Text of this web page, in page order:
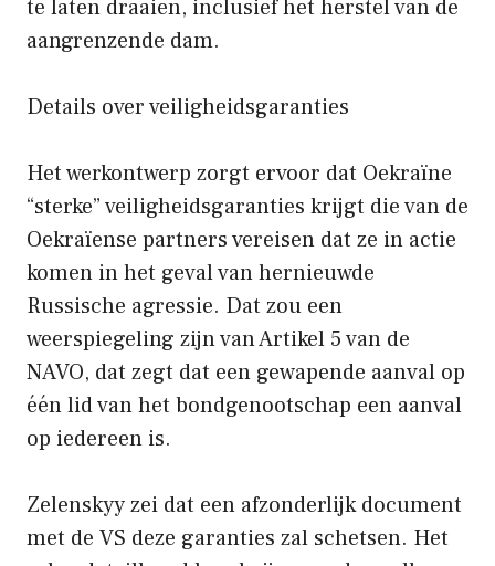
te laten draaien, inclusief het herstel van de
aangrenzende dam.
Details over veiligheidsgaranties
Het werkontwerp zorgt ervoor dat Oekraïne
“sterke” veiligheidsgaranties krijgt die van de
Oekraïense partners vereisen dat ze in actie
komen in het geval van hernieuwde
Russische agressie. Dat zou een
weerspiegeling zijn van Artikel 5 van de
NAVO, dat zegt dat een gewapende aanval op
één lid van het bondgenootschap een aanval
op iedereen is.
Zelenskyy zei dat een afzonderlijk document
met de VS deze garanties zal schetsen. Het